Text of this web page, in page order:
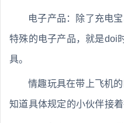
电子产品：除了充电
特殊的电子产品，就是doi
具。
情趣玩具在带上飞机
知道具体规定的小伙伴接着